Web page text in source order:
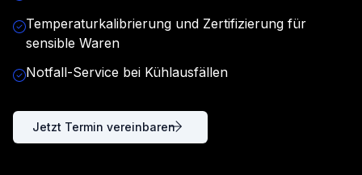
Temperaturkalibrierung und Zertifizierung für
sensible Waren
Notfall-Service bei Kühlausfällen
Jetzt Termin vereinbaren